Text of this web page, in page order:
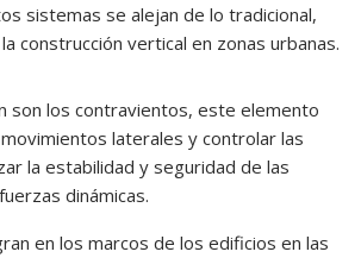
sistemas se alejan de lo tradicional,
construcción vertical en zonas urbanas.
son los contravientos, este elemento
laterales y controlar las
la estabilidad y seguridad de las
dinámicas.
en los marcos de los edificios en las